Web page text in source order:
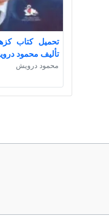
تأليف محمود
محمود درويش